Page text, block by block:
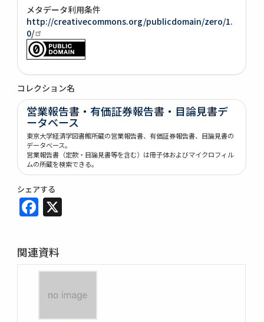
メタデータ利用条件
http://creativecommons.org/publicdomain/zero/1.
0/
コレクション名
営業報告書・有価証券報告書・目論見書デ
ータベース
東京大学経済学図書館所蔵の営業報告書、有価証券報告書、目論見書の
データベース。
営業報告書（定款・目論見書等を含む）は冊子体およびマイクロフィル
ムの所蔵を検索できる。
シェアする
Facebook
関連資料